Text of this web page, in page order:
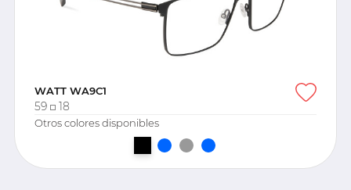
WATT WA9C1
59 18
Otros colores disponibles